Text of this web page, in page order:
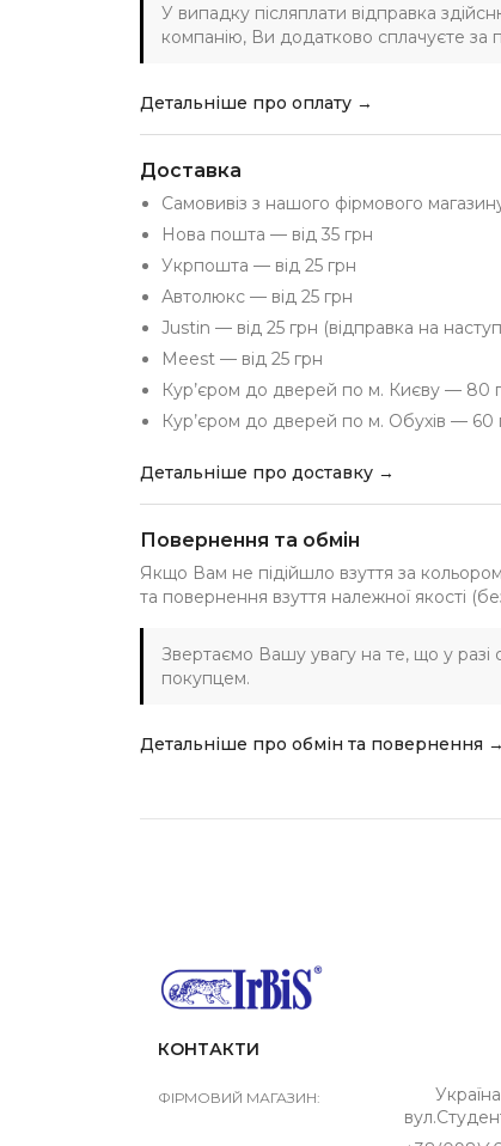
У випадку післяплати відправка
компанію, Ви додатково сплачуєте за
Детальніше про оплату →
Доставка
Самовивіз з нашого фірмового
Нова пошта — від 35 грн
Укрпошта — від 25 грн
Автолюкс — від 25 грн
Justin — від 25 грн (відправка на
Meest — від 25 грн
Кур’єром до дверей по м. Києву — 80
Кур’єром до дверей по м. Обухів — 60
Детальніше про доставку →
Повернення та обмін
Якщо Вам не підійшло взуття за
та повернення взуття належної якості
Звертаємо Вашу увагу на те, що у разі
покупцем.
Детальніше про обмін та повернення →
КОНТАКТИ
ФІРМОВИЙ МАГАЗИН: